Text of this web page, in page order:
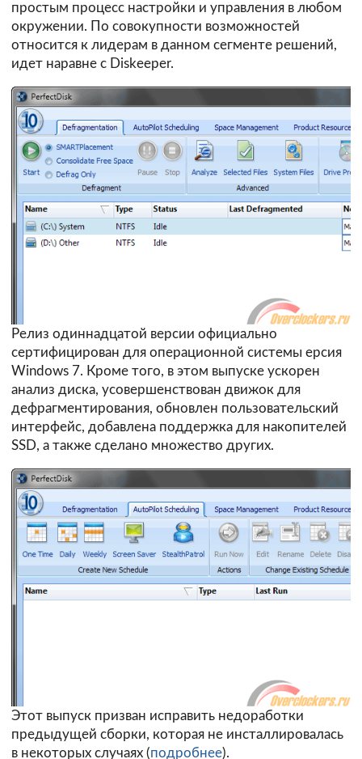
простым процесс настройки и управления в любом
окружении. По совокупности возможностей
относится к лидерам в данном сегменте решений,
идет наравне с Diskeeper.
Релиз одиннадцатой версии официально
сертифицирован для операционной системы ерсия
Windows 7. Кроме того, в этом выпуске ускорен
анализ диска, усовершенствован движок для
дефрагментирования, обновлен пользовательский
интерфейс, добавлена поддержка для накопителей
SSD, а также сделано множество других.
Этот выпуск призван исправить недоработки
предыдущей сборки, которая не инсталлировалась
в некоторых случаях (подробнее).